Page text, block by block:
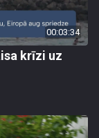
00:03:34
krīzi uz